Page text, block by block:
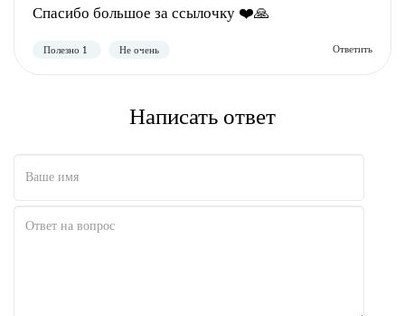
Спасибо большое за ссылочку ❤️🙏
Написать ответ